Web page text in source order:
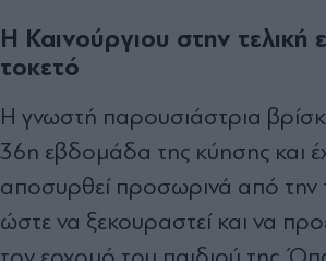
Η Καινούργιου στην τελική
τοκετό
Η γνωστή παρουσιάστρια
36η εβδομάδα της κύησης και
αποσυρθεί προσωρινά από την
ώστε να ξεκουραστεί και να